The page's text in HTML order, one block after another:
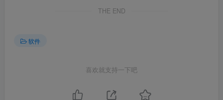
THE END
软件
喜欢就支持一下吧